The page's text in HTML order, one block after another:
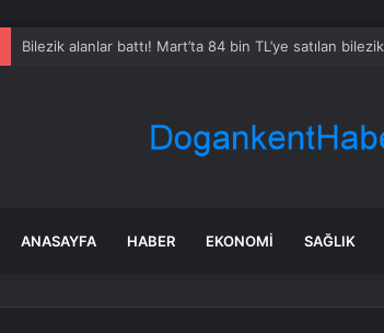
Tiran’da Türk Mutfağı Haftası Tanıtımı
ANASAYFA HABER EKONOMI SAĞLIK